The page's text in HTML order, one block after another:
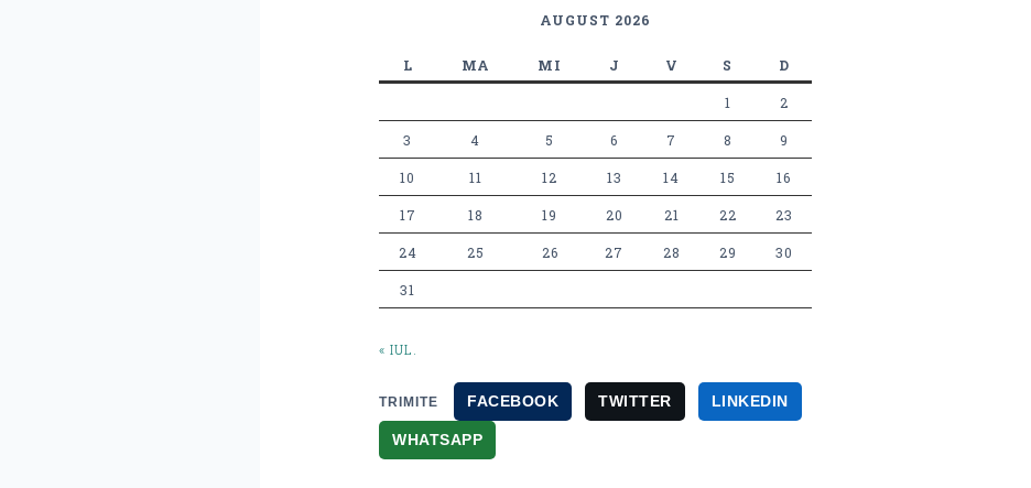
AUGUST 2026
L MA MI J V S D
1 2
3 4 5 6 7 8 9
10 11 12 13 14 15 16
17 18 19 20 21 22 23
24 25 26 27 28 29 30
31
« IUL.
TRIMITE FACEBOOK TWITTER LINKEDIN
WHATSAPP